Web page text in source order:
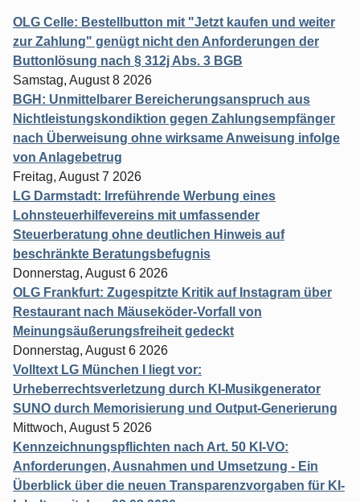
OLG Celle: Bestellbutton mit "Jetzt kaufen und weiter
zur Zahlung" genügt nicht den Anforderungen der
Buttonlösung nach § 312j Abs. 3 BGB
Samstag, August 8 2026
BGH: Unmittelbarer Bereicherungsanspruch aus
Nichtleistungskondiktion gegen Zahlungsempfänger
nach Überweisung ohne wirksame Anweisung infolge
von Anlagebetrug
Freitag, August 7 2026
LG Darmstadt: Irreführende Werbung eines
Lohnsteuerhilfevereins mit umfassender
Steuerberatung ohne deutlichen Hinweis auf
beschränkte Beratungsbefugnis
Donnerstag, August 6 2026
OLG Frankfurt: Zugespitzte Kritik auf Instagram über
Restaurant nach Mäuseköder-Vorfall von
Meinungsäußerungsfreiheit gedeckt
Donnerstag, August 6 2026
Volltext LG München I liegt vor:
Urheberrechtsverletzung durch KI-Musikgenerator
SUNO durch Memorisierung und Output-Generierung
Mittwoch, August 5 2026
Kennzeichnungspflichten nach Art. 50 KI-VO:
Anforderungen, Ausnahmen und Umsetzung - Ein
Überblick über die neuen Transparenzvorgaben für KI-